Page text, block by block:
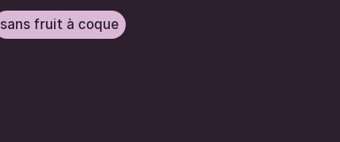
sans fruit à coque